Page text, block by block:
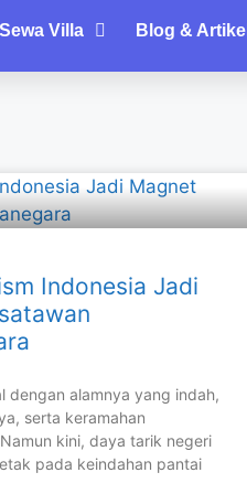
Sewa Villa Blog & Artikel
Indonesia Jadi
dengan alamnya yang indah,
serta keramahan
kini, daya tarik negeri
pada keindahan pantai